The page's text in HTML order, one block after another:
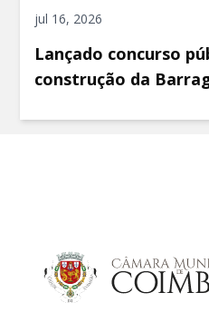
jul 16, 2026
Lançado concurso
construção da